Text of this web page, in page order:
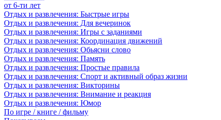
от 6-ти лет
Отдых и развлечения: Быстрые игры
Отдых и развлечения: Для вечеринок
Отдых и развлечения: Игры с заданиями
Отдых и развлечения: Координация движений
Отдых и развлечения: Обьясни слово
Отдых и развлечения: Память
Отдых и развлечения: Простые правила
Отдых и развлечения: Спорт и активный образ жизни
Отдых и развлечения: Викторины
Отдых и развлечения: Внимание и реакция
Отдых и развлечения: Юмор
По игре / книге / фильму